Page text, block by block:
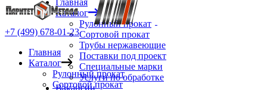
Главная
Каталог
Рулонный прокат
Сортовой прокат
Трубы нержавеющие
Поставки под проект
Специальные марки
Услуги по обработке
Вакансии
+7 (499) 678-01-23
Главная
Каталог
Рулонный прокат
Сортовой прокат